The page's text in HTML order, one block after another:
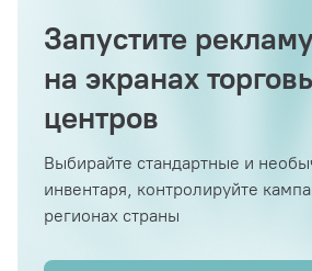
Запустите
на экранах
центров
Выбирайте стандартные и
инвентаря, контролируйте
регионах страны